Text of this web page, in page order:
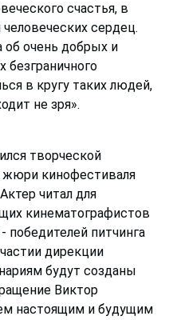
счастья, в
сердец.
об очень добрых и
безграничного
в кругу таких людей,
не зря».
творческой
жюри кинофестиваля
читал для
кинематографистов
победителей питчинга
дирекции
будут созданы
Виктор
настоящим и будущим